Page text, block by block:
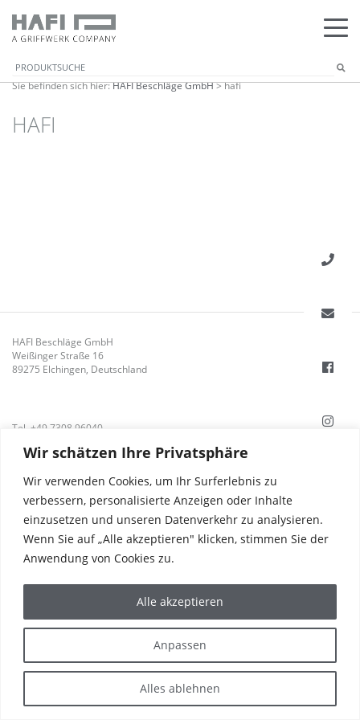
Wir schätzen Ihre Privatsphäre
Wir verwenden Cookies, um Ihr Surferlebnis zu
verbessern, personalisierte Anzeigen oder Inhalte
einzusetzen und unseren Datenverkehr zu analysieren.
Wenn Sie auf „Alle akzeptieren" klicken, stimmen Sie der
Anwendung von Cookies zu.
Anpassen
Alles ablehnen
Alle akzeptieren
Sie befinden sich hier:HAFI Beschläge GmbH>hafi
HAFI
HAFI Beschläge GmbH
Weißinger Straße 16
89275 Elchingen, Deutschland
Tel. +49 7308 96040
info@hafi.de
REFERENZEN
DIE WELT VON HAFI
UNTERNEHMEN
SERVICE & KONTAKT
IMPRESSUM